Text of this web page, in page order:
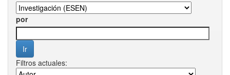
por
Filtros actuales: